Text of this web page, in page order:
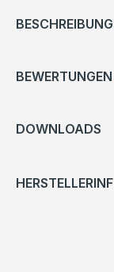
BESCHREIBUNG
BEWERTUNGEN
DOWNLOADS